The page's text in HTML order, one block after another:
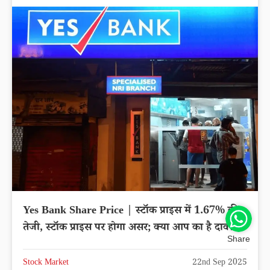
Yes Bank Share Price | स्टॉक प्राइस में 1.67% की
तेजी, स्टॉक प्राइस पर होगा असर; क्या आप का है दाव?
Stock Market 22nd Sep 2025
Share